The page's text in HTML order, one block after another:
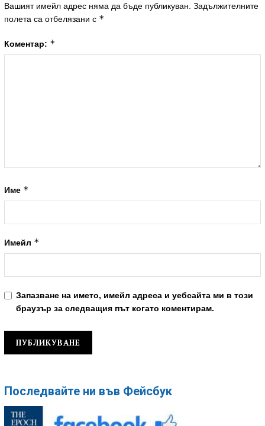
Вашият имейл адрес няма да бъде публикуван. Задължителните
полета са отбелязани с *
Коментар: *
Име *
Имейл *
Запазване на името, имейл адреса и уебсайта ми в този
браузър за следващия път когато коментирам.
Последвайте ни във Фейсбук